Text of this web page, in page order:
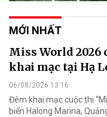
MỚI NHẤT
Miss World 2026
khai mạc tại Hạ
06/08/2026 13:16
Đêm khai mạc cuộc thi
biển Halong Marina,